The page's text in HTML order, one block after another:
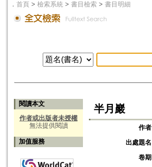
． 首頁 > 檢索系統 > 書目檢索 > 書目明細
閱讀本文
作者或出版者未授權
無法提供閱讀
加值服務
半月巖
作者
出處題名
卷期